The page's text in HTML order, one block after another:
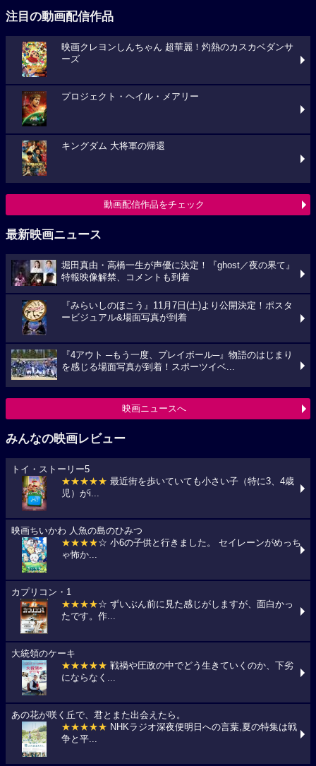
注目の動画配信作品
映画クレヨンしんちゃん 超華麗！灼熱のカスカベダンサ
ーズ
プロジェクト・ヘイル・メアリー
キングダム 大将軍の帰還
動画配信作品をチェック
最新映画ニュース
堀田真由・高橋一生が声優に決定！『ghost／夜の果て』
特報映像解禁、コメントも到着
『みらいしのほこう』11月7日(土)より公開決定！ポスタ
ービジュアル&場面写真が到着
『4アウト ─もう一度、プレイボール─』物語のはじまり
を感じる場面写真が到着！スポーツイベ...
映画ニュースへ
みんなの映画レビュー
トイ・ストーリー5
★★★★★ 最近街を歩いていても小さい子（特に3、4歳
児）がi...
映画ちいかわ 人魚の島のひみつ
★★★★☆ 小6の子供と行きました。 セイレーンがめっち
ゃ怖か...
カプリコン・1
★★★★☆ ずいぶん前に見た感じがしますが、面白かっ
たです。作...
大統領のケーキ
★★★★★ 戦禍や圧政の中でどう生きていくのか、下劣
にならなく...
あの花が咲く丘で、君とまた出会えたら。
★★★★★ NHKラジオ深夜便明日への言葉,夏の特集は戦
争と平...